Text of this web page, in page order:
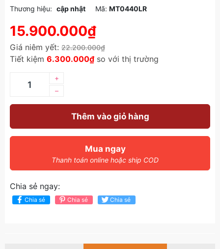
Thương hiệu: cập nhật Mã: MT0440LR
15.900.000₫
Giá niêm yết: 22.200.000₫
Tiết kiệm 6.300.000₫ so với thị trường
–
+
Thêm vào giỏ hàng
Mua ngay
Thanh toán online hoặc ship COD
Chia sẻ ngay:
Chia sẻ Chia sẻ Chia sẻ